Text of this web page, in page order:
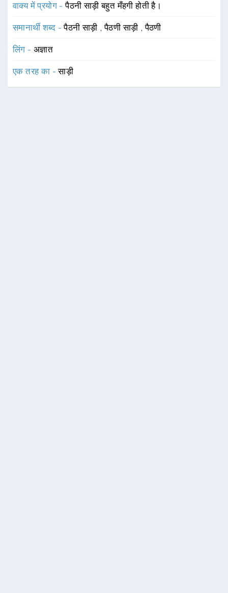
वाक्य में प्रयोग -पैठनी साड़ी बहुत मँहगी होती है।
समानार्थी शब्द -पैठनी साड़ी ,पैठणी साड़ी ,पैठणी
लिंग - अज्ञात
एक तरह का -साड़ी